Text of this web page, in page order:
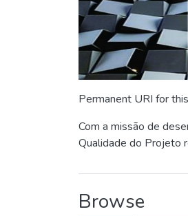
Permanent URI for
Com a missão de
Qualidade do Projeto
Browse